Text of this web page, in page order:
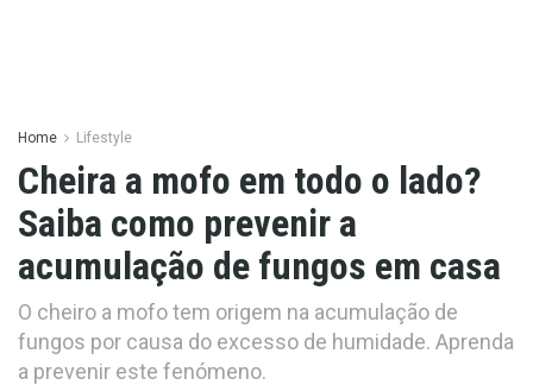
Home Lifestyle
Cheira a mofo em todo o lado?
Saiba como prevenir a
acumulação de fungos em casa
O cheiro a mofo tem origem na acumulação de
fungos por causa do excesso de humidade. Aprenda
a prevenir este fenómeno.